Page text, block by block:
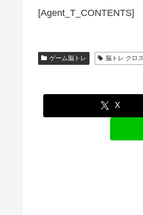
[Agent_T_CONTENTS]
ゲーム脳トレ 脳トレ クロ
X